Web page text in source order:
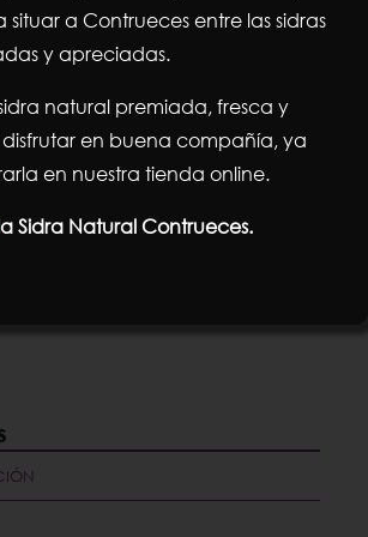
en Aceite de girasol
a Contrueces entre las sidras
y apreciadas.
natural premiada, fresca y
en buena compañía, ya
en nuestra tienda online.
Sidra Natural Contrueces.